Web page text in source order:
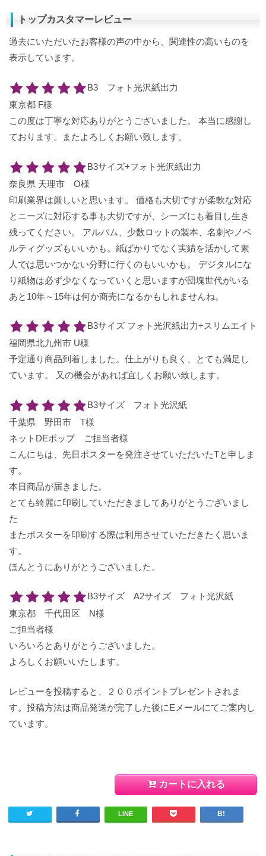
トップカスタマーレビュー
過去にいただいたお客様の声の中から、関連性の高いものを
表示しています。
B3 フォト光沢紙出力
東京都 F様
この度は丁寧な対応ありがとうございました。 本当に感謝し
ております。またよろしくお願い致します。
B3サイズ+フォト光沢紙出力
奈良県 天理市 O様
印刷業界は厳しいと思います。 価格も大切ですが柔軟な対応
とニーズに対応する事も大切ですが、シーズにも着目し生き
残ってください。 アルバム、少数ロットの製本、名刺やノベ
ルティグッズもいいかも。紙ばかりでなく実績を活かして素
人では思いつかない分野に行くのもいいかも。 デジタルにな
り紙物は必ず少なくなっていくと思いますが団塊世代がいる
あと10年～15年は何か商売になるかもしれませんね。
B3サイズ フォト光沢紙出力+スリムエイト
福岡県北九州市 U様
予定通り商品到着しました。仕上がりも良く、とても満足し
ています。 又の機会があれば宜しくお願い致します。
B3サイズ フォト光沢紙
千葉県 野田市 T様
ネットDEポップ ご担当者様
こんにちは、先日ポスターを発注させていただいたTと申しま
す。
本日商品が届きました。
とても綺麗に印刷していただきましてありがとうございまし
た
またポスターを印刷する際は利用させていただきたく思いま
す。
ほんとうにありがとうございました。
B3サイズ A2サイズ フォト光沢紙
東京都 千代田区 N様
ご担当者様
いろいろとありがとうございました。
よろしくお願いいたします。
レビューを投稿すると、２００ポイントプレゼントされま
す。投稿方法は商品発送が完了した後にEメールにてご案内し
ています。
カートに入れる
LINE